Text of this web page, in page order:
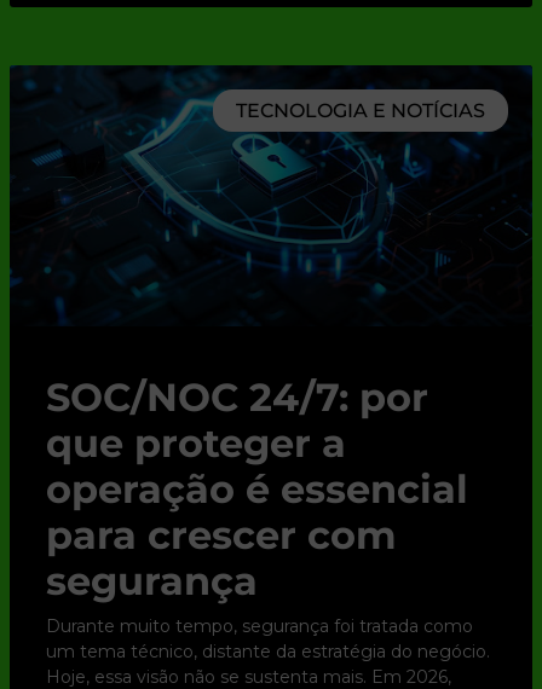
TECNOLOGIA E NOTÍCIAS
SOC/NOC 24/7: por
que proteger a
operação é essencial
para crescer com
segurança
Durante muito tempo, segurança foi tratada como
um tema técnico, distante da estratégia do negócio.
Hoje, essa visão não se sustenta mais. Em 2026,